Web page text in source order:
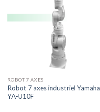
ROBOT 7 AXES
Robot 7 axes industriel Yamaha
YA-U10F